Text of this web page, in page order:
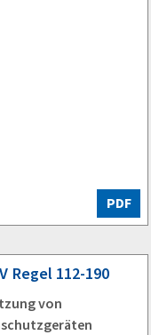
PDF
Regel 112-190
von